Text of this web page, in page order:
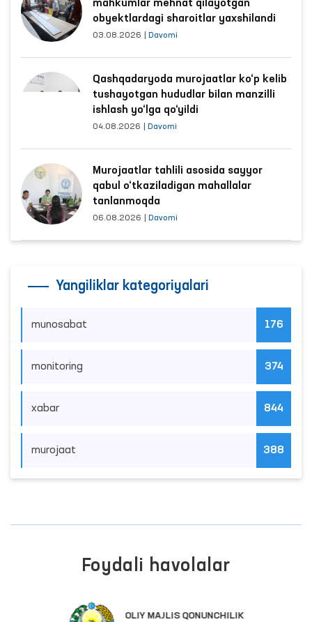
mahkumlar mehnat qilayotgan
obyektlardagi sharoitlar yaxshilandi
03.08.2026 Davomi
Qashqadaryoda murojaatlar ko‘p kelib
tushayotgan hududlar bilan manzilli
ishlash yo‘lga qo‘yildi
04.08.2026 Davomi
Murojaatlar tahlili asosida sayyor
qabul o‘tkaziladigan mahallalar
tanlanmoqda
06.08.2026 Davomi
Yangiliklar kategoriyalari
munosabat 176
monitoring 374
xabar 844
murojaat 388
Foydali havolalar
OLIY MAJLIS QONUNCHILIK